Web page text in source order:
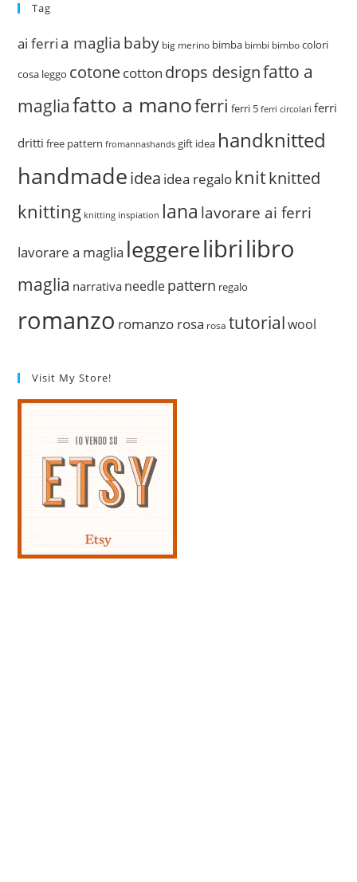
Tag
ai ferri a maglia baby big merino bimba bimbi bimbo colori
cosa leggo cotonecotton drops designfatto a
magliafatto a manoferri ferri 5 ferri circolari ferri
dritti free pattern fromannashands gift idea handknitted
handmadeidea idea regalo knitknitted
knitting knitting inspiation lana lavorare ai ferri
lavorare a maglia leggerelibrilibro
maglia narrativa needlepattern regalo
romanzo romanzo rosa rosa tutorial wool
Visit My Store!